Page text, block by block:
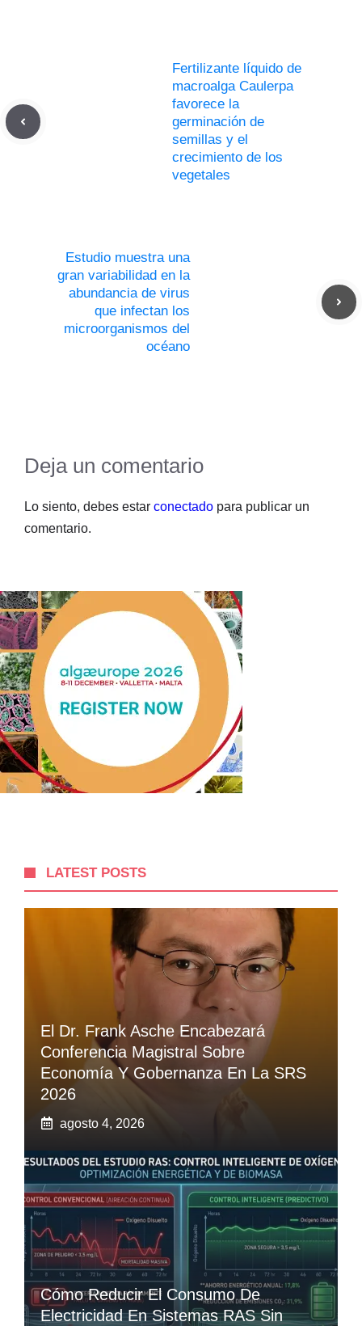
Fertilizante líquido de
macroalga Caulerpa
favorece la
germinación de
semillas y el
crecimiento de los
vegetales
Estudio muestra una
gran variabilidad en la
abundancia de virus
que infectan los
microorganismos del
océano
Deja un comentario
Lo siento, debes estar conectado para publicar un
comentario.
LATEST POSTS
El Dr. Frank Asche Encabezará
Conferencia Magistral Sobre
Economía Y Gobernanza En La SRS
2026
agosto 4, 2026
Cómo Reducir El Consumo De
Electricidad En Sistemas RAS Sin